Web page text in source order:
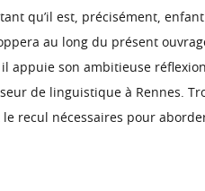
qu’il est, précisément,
au long du présent
appuie son ambitieuse
de linguistique à Rennes.
recul nécessaires pour